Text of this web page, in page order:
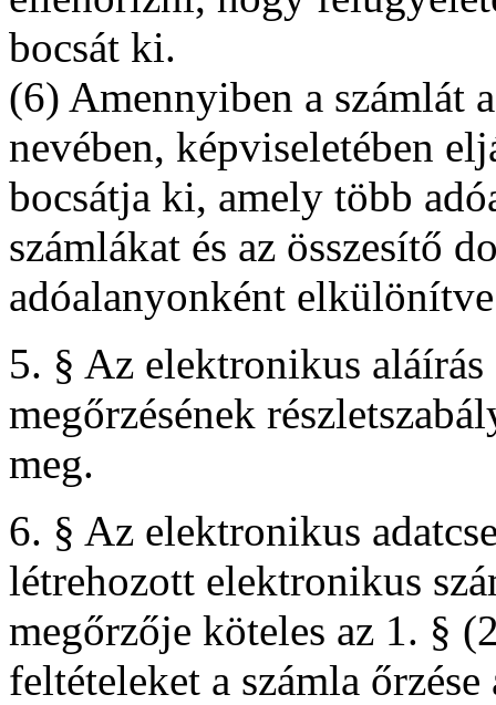
bocsát ki.
(6) Amennyiben a számlát
nevében, képviseletében
bocsátja ki, amely több
számlákat és az összesítő
adóalanyonként
5. § Az elektronikus
megőrzésének
meg.
6. § Az elektronikus
létrehozott elektronikus
megőrzője köteles az 1. §
feltételeket a számla